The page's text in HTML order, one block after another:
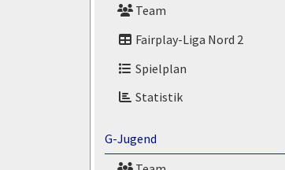
Team
Fairplay-Liga Nord 2
Spielplan
Statistik
G-Jugend